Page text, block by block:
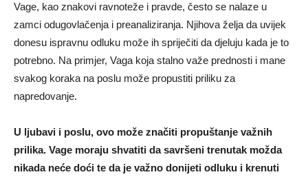
Vage, kao znakovi ravnoteže i pravde, često se nalaze u
zamci odugovlačenja i preanaliziranja. Njihova želja da uvijek
donesu ispravnu odluku može ih spriječiti da djeluju kada je to
potrebno. Na primjer, Vaga koja stalno važe prednosti i mane
svakog koraka na poslu može propustiti priliku za
napredovanje.
U ljubavi i poslu, ovo može značiti propuštanje važnih
prilika. Vage moraju shvatiti da savršeni trenutak možda
nikada neće doći te da je važno donijeti odluku i krenuti